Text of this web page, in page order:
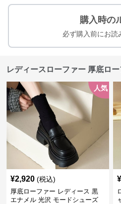
購入時の
必ず購入前にお読
レディースローファー 厚底ロ
人気
¥2,920 (税込)
厚底ローファー レディース 黒
エナメル 光沢 モードシューズ
¥